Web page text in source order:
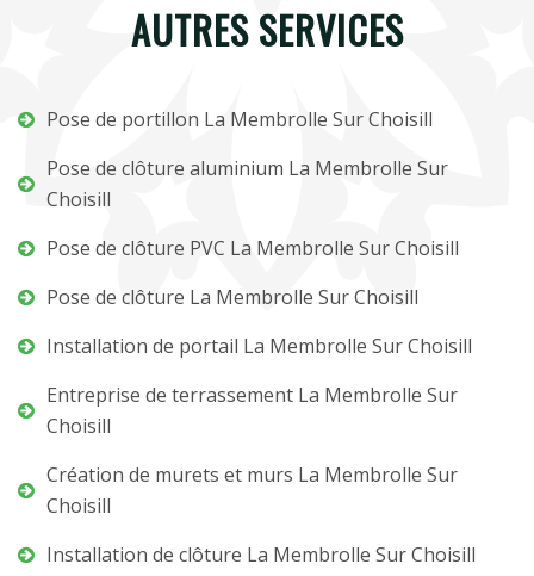
AUTRES SERVICES
Pose de portillon La Membrolle Sur Choisill
Pose de clôture aluminium La Membrolle Sur
Choisill
Pose de clôture PVC La Membrolle Sur Choisill
Pose de clôture La Membrolle Sur Choisill
Installation de portail La Membrolle Sur Choisill
Entreprise de terrassement La Membrolle Sur
Choisill
Création de murets et murs La Membrolle Sur
Choisill
Installation de clôture La Membrolle Sur Choisill